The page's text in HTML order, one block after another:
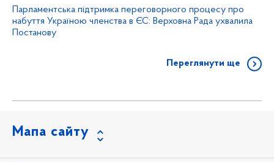
Парламентська підтримка переговорного процесу про
набуття Україною членства в ЄС: Верховна Рада ухвалила
Постанову
Переглянути ще
Мапа сайту